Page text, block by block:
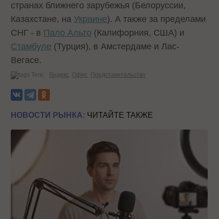
странах ближнего зарубежья (Белоруссии,
Казахстане, на Украине). А также за пределами
СНГ - в Пало Альто (Калифорния, США) и
Стамбуле (Турция), вАмстердаме и Лас-
Вегасе.
Теги: Яндекс Офис Представительство
НОВОСТИ РЫНКА: ЧИТАЙТЕ ТАКЖЕ